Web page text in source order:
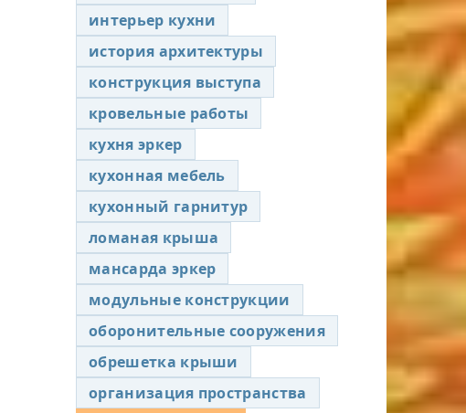
интерьер кухни
история архитектуры
конструкция выступа
кровельные работы
кухня эркер
кухонная мебель
кухонный гарнитур
ломаная крыша
мансарда эркер
модульные конструкции
оборонительные сооружения
обрешетка крыши
организация пространства